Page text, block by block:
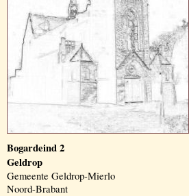
Bogardeind 2
Geldrop
Gemeente Geldrop-Mierlo
Noord-Brabant